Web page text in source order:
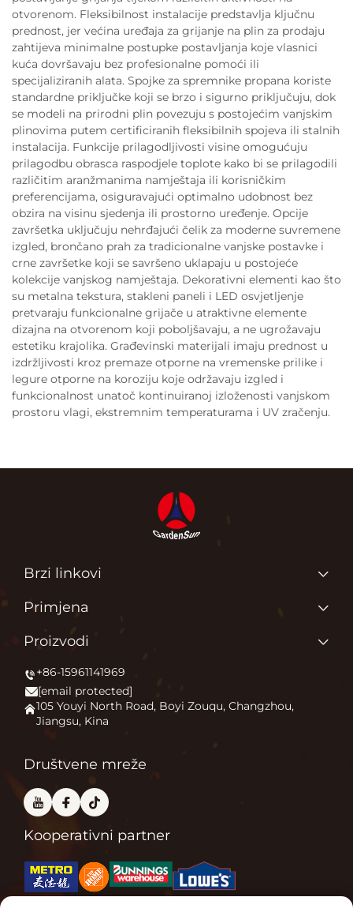
otvorenom. Fleksibilnost instalacije predstavlja ključnu
prednost, jer većina uređaja za grijanje na plin za prodaju
zahtijeva minimalne postupke postavljanja koje vlasnici
kuća dovršavaju bez profesionalne pomoći ili
specijaliziranih alata. Spojke za spremnike propana koriste
standardne priključke koji se brzo i sigurno priključuju, dok
se modeli na prirodni plin povezuju s postojećim vanjskim
plinovima putem certificiranih fleksibilnih spojeva ili stalnih
instalacija. Funkcije prilagodljivosti visine omogućuju
prilagodbu obrasca raspodjele toplote kako bi se prilagodili
različitim aranžmanima namještaja ili korisničkim
preferencijama, osiguravajući optimalno udobnost bez
obzira na visinu sjedenja ili prostorno uređenje. Opcije
završetka uključuju nehrđajući čelik za moderne suvremene
izgled, brončano prah za tradicionalne vanjske postavke i
crne završetke koji se savršeno uklapaju u postojeće
kolekcije vanjskog namještaja. Dekorativni elementi kao što
su metalna tekstura, stakleni paneli i LED osvjetljenje
pretvaraju funkcionalne grijače u atraktivne elemente
dizajna na otvorenom koji poboljšavaju, a ne ugrožavaju
estetiku krajolika. Građevinski materijali imaju prednost u
izdržljivosti kroz premaze otporne na vremenske prilike i
legure otporne na koroziju koje održavaju izgled i
funkcionalnost unatoč kontinuiranoj izloženosti vanjskom
prostoru vlagi, ekstremnim temperaturama i UV zračenju.
Brzi linkovi
Proizvodi
Vijesti
Kontaktirajte nas
Često se javljaju pitanja
Primjena
Zašto volimo ono što radimo?
Proizvodi
Grejač terase
Kamin na otvorenom
Peć za pizzu
+86-15961141969
[email protected]
105 Youyi North Road, Boyi Zouqu, Changzhou,
Jiangsu, Kina
Društvene mreže
Kooperativni partner